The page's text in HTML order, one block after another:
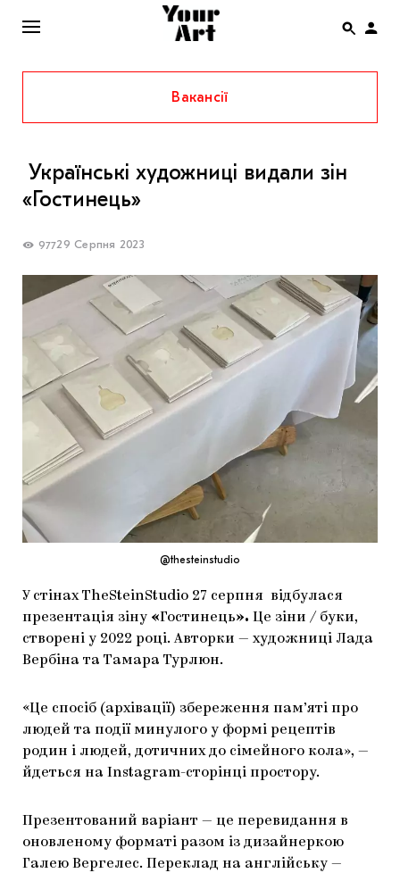
ENG
НОВИНИ
КОЛОНКИ
СПЕЦПРОЄКТИ
THE UKRAINIAN PAVILION AT VENICE BIENNALE
2022
МАРІУПОЛЬСЬКІ МАРГІНАЛІЇ
ДОСЛІДНИЦЬКА ПЛАТФОРМА
ЗАПАЛЕННЯ
CARPATHIAN CULT ПРО РІЗДВЯНІ СВЯТА
Вакансії
Українські художниці видали зін
«Гостинець»
97729 Серпня 2023
@thesteinstudio
У стінах TheSteinStudio 27 серпня відбулася
презентація зіну «Гостинець». Це зіни / буки,
створені у 2022 році. Авторки — художниці Лада
Вербіна та Тамара Турлюн.
«Це спосіб (архівації) збереження пам’яті про
людей та події минулого у формі рецептів
родин і людей, дотичних до сімейного кола», —
йдеться на Instagram-сторінці простору.
Презентований варіант — це перевидання в
оновленому форматі разом із дизайнеркою
Галею Вергелес. Переклад на англійську —